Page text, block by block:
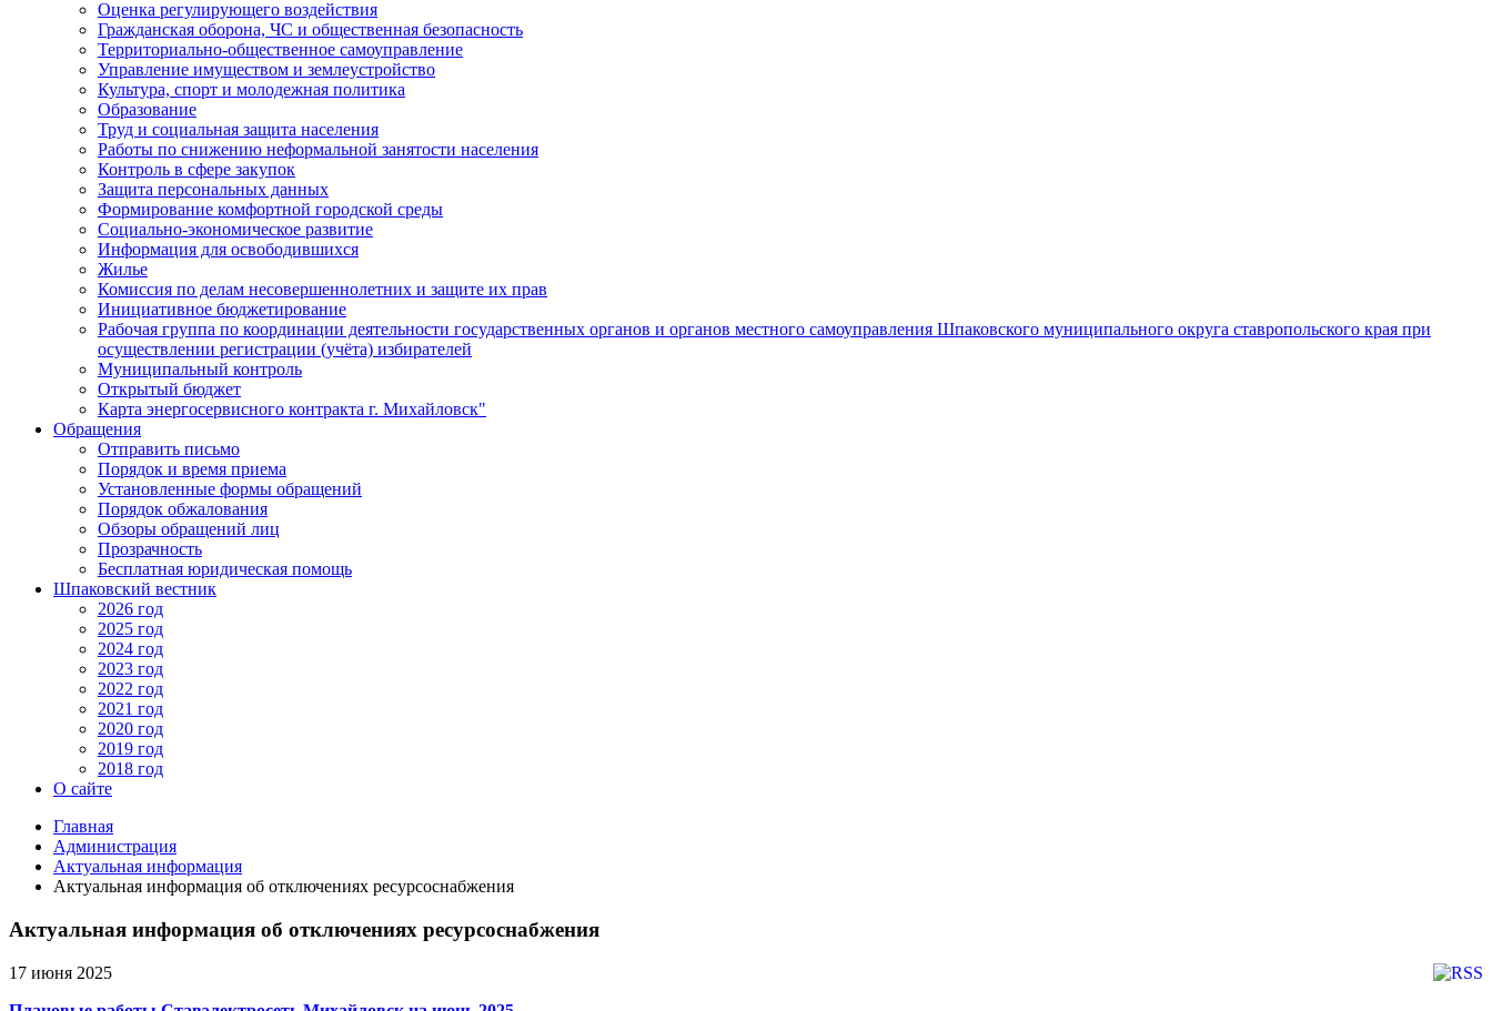
Оценка регулирующего воздействия
Гражданская оборона, ЧС и общественная безопасность
Территориально-общественное самоуправление
Управление имуществом и землеустройство
Культура, спорт и молодежная политика
Образование
Труд и социальная защита населения
Работы по снижению неформальной занятости населения
Контроль в сфере закупок
Защита персональных данных
Формирование комфортной городской среды
Социально-экономическое развитие
Информация для освободившихся
Жилье
Комиссия по делам несовершеннолетних и защите их прав
Инициативное бюджетирование
Рабочая группа по координации деятельности государственных органов и органов местного самоуправления Шпаковского муниципального округа ставропольского края при
осуществлении регистрации (учёта) избирателей
Муниципальный контроль
Открытый бюджет
Карта энергосервисного контракта г. Михайловск"
Обращения
Отправить письмо
Порядок и время приема
Установленные формы обращений
Порядок обжалования
Обзоры обращений лиц
Прозрачность
Бесплатная юридическая помощь
Шпаковский вестник
2026 год
2025 год
2024 год
2023 год
2022 год
2021 год
2020 год
2019 год
2018 год
О сайте
Главная
Администрация
Актуальная информация
Актуальная информация об отключениях ресурсоснабжения
Актуальная информация об отключениях ресурсоснабжения
17 июня 2025